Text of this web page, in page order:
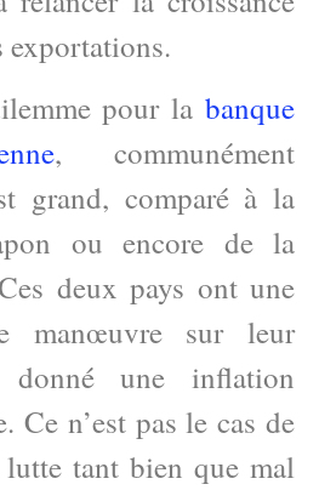
exportations.
pour la banque
, communément
grand, comparé à la
ou encore de la
deux pays ont une
manœuvre sur leur
donné une inflation
Ce n’est pas le cas de
tant bien que mal